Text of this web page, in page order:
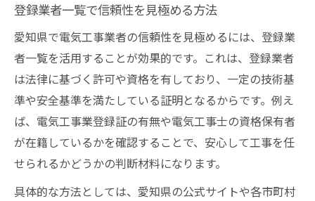
登録業者一覧で信頼性を見極める方法
愛知県で電気工事業者の信頼性を見極めるには、登録業
者一覧を活用することが効果的です。これは、登録業者
は法律に基づく許可や資格を有しており、一定の技術基
準や安全基準を満たしている証明となるからです。例え
ば、電気工事業登録証の有無や電気工事士の資格保有者
が在籍しているかを確認することで、安心して工事を任
せられるかどうかの判断材料になります。
具体的な方法としては、愛知県の公式サイトや各市町村